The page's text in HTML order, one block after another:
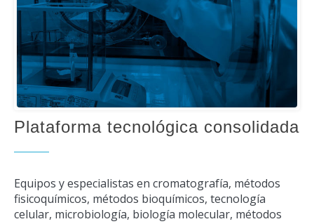
Plataforma tecnológica consolidada
Equipos y especialistas en cromatografía, métodos
fisicoquímicos, métodos bioquímicos, tecnología
celular, microbiología, biología molecular, métodos